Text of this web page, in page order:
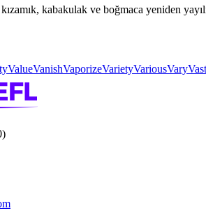
kabakulak ve boğmaca yeniden
ValueVanishVaporizeVarietyVariousVaryVast